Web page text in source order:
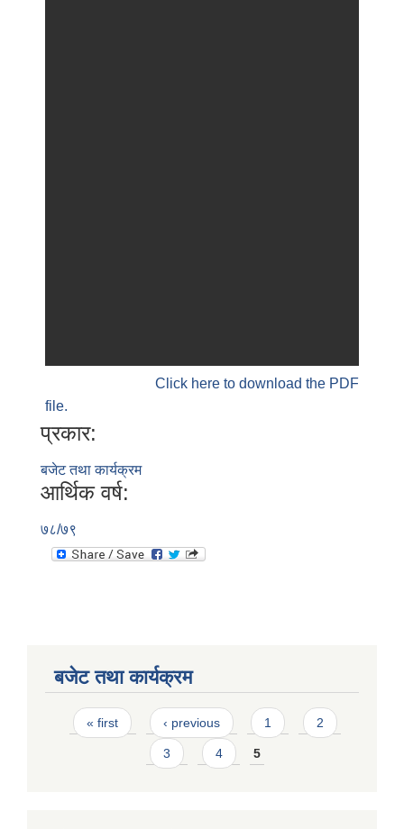
Click here to download the PDF
file.
प्रकार:
बजेट तथा कार्यक्रम
आर्थिक वर्ष:
७८/७९
बजेट तथा कार्यक्रम
Pages
« first ‹ previous 1 2
3 4 5